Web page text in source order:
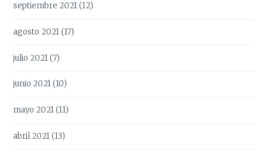
septiembre 2021(12)
agosto 2021(17)
julio 2021(7)
junio 2021(10)
mayo 2021(11)
abril 2021(13)